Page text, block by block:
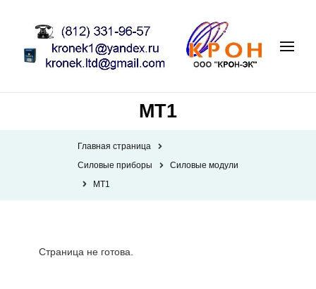
МТ1
Главная страница
Силовые приборы
Силовые модули
МТ1
Страница не готова.